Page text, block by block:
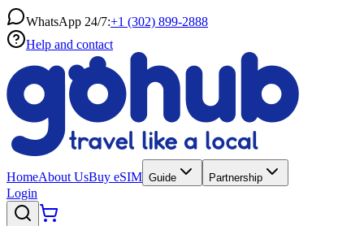
WhatsApp 24/7:+1 (302) 899-2888
Help and contact
HomeAbout UsBuy eSIM Guide Partnership
Login